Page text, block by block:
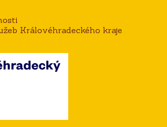
Královéhradeckého kraje